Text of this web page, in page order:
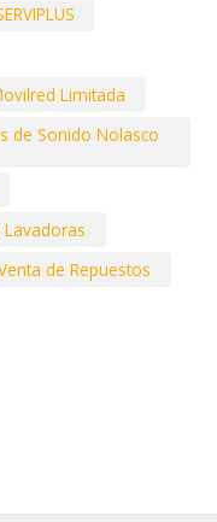
Limitada
de Sonido Nolasco
Lavadoras
de Repuestos